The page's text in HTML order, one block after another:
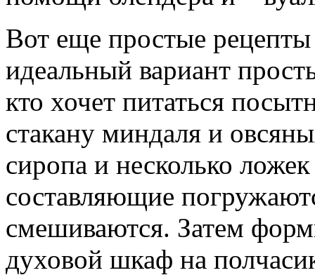
Вот еще простые рецепты
идеальный вариант
кто хочет питаться
стакану миндаля и
сиропа и несколько
составляющие
смешиваются. Затем
духовой шкаф на